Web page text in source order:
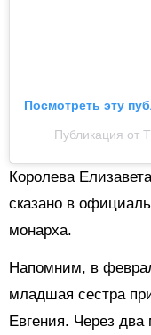
Посмотреть эту
Публикация от
Королева
сказано в
монарха.
Напомним, в
младшая сестра
Евгения. Через